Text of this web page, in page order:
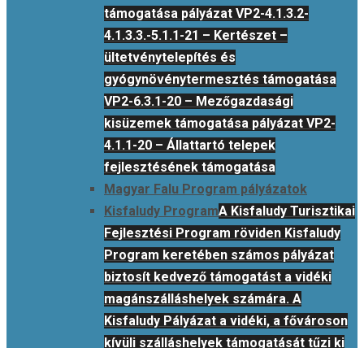
támogatása pályázat VP2-4.1.3.2-
4.1.3.3.-5.1.1-21 – Kertészet –
ültetvénytelepítés és
gyógynövénytermesztés támogatása
VP2-6.3.1-20 – Mezőgazdasági
kisüzemek támogatása pályázat VP2-
4.1.1-20 – Állattartó telepek
fejlesztésének támogatása
Magyar Falu Program pályázatok
Kisfaludy ProgramA Kisfaludy Turisztikai
Fejlesztési Program röviden Kisfaludy
Program keretében számos pályázat
biztosít kedvező támogatást a vidéki
magánszálláshelyek számára. A
Kisfaludy Pályázat a vidéki, a fővároson
kívüli szálláshelyek támogatását tűzi ki